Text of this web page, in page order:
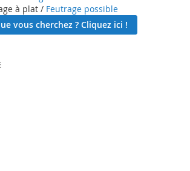
à plat / Feutrage possible
vous cherchez ? Cliquez ici !